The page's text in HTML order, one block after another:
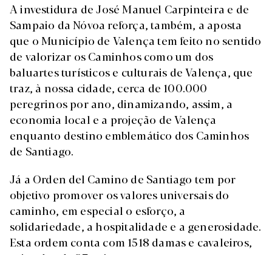
A investidura de José Manuel Carpinteira e de
Sampaio da Nóvoa reforça, também, a aposta
que o Município de Valença tem feito no sentido
de valorizar os Caminhos como um dos
baluartes turísticos e culturais de Valença, que
traz, à nossa cidade, cerca de 100.000
peregrinos por ano, dinamizando, assim, a
economia local e a projeção de Valença
enquanto destino emblemático dos Caminhos
de Santiago.
Já a Orden del Camino de Santiago tem por
objetivo promover os valores universais do
caminho, em especial o esforço, a
solidariedade, a hospitalidade e a generosidade.
Esta ordem conta com 1518 damas e cavaleiros,